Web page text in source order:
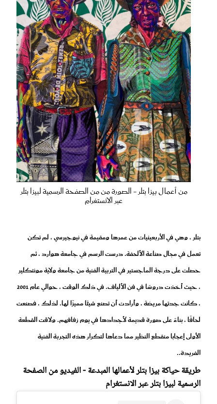
من أعمال بيزا بتلر - الصورة من من الصفحة الرسمية لبيزا بتلر
عبر الانستغرام
بتلر ، وهي في الأربعينيات من عمرها ومقيمة في نيوجيرسي ، لم تكن
تعمل في مجال صناعة الألحفة. درست الرسم في جامعة هوارد ، ثم
حصلت على درجة الماجستير في التربية الفنية من جامعة ولاية مونتكلير
، حيث أخذت دروسًا في فن الألياف. في ذلك الوقت ، حوالي عام 2001
، كانت جدتها مريضة ، وأرادت أن تصنع شيئًا مميزًا لها. لذلك ، فصنعت
لحافًا ، بناءً على صورة قديمة لأجدادها في يوم زفافهم. ولاقت القطعة
الأولى إعجابا منقطع النظير مما دعاها لتكرار هذه التجربة الفنية
الفريدة..
طريقة حياكة بيزا بتلر لأعمالها المبدعة - الفيديو من الصفحة
الرسمية لبيزا بتلر عبر الانستغرام